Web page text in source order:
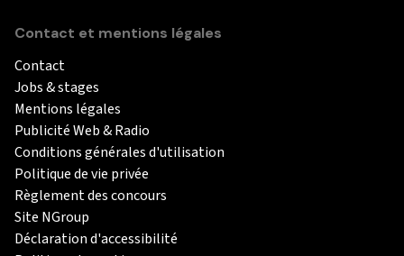
Contact et mentions légales
Contact
Jobs & stages
Mentions légales
Publicité Web & Radio
Conditions générales d'utilisation
Politique de vie privée
Règlement des concours
Site NGroup
Déclaration d'accessibilité